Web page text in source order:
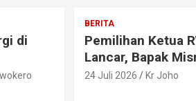
di
BERITA
Pemilihan Ketua
Lancar, Bapak
24 Juli 2026 Kr Joho